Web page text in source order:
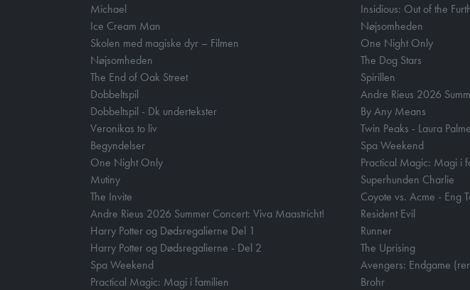
Michael
Ice Cream Man
Skolen med magiske dyr – Filmen
Nøjsomheden
The End of Oak Street
Dobbeltspil
Dobbeltspil - Dk undertekster
Veronikas to liv
Begyndelser
One Night Only
Mutiny
The Invite
Andre Rieus 2026 Summer Concert: Viva Maastricht!
Harry Potter og Dødsregalierne Del 1
Harry Potter og Dødsregalierne - Del 2
Spa Weekend
Practical Magic: Magi i familien
Insidious: Out of the
Nøjsomheden
One Night Only
The Dog Stars
Spirillen
Andre Rieus 2026
By Any Means
Twin Peaks - Laura
Spa Weekend
Practical Magic: Magi i
Superhunden Charlie
Coyote vs. Acme - Eng
Resident Evil
Runner
The Uprising
Avengers: Endgame
Brohr